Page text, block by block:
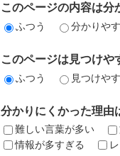
このページの内容は分
ふつう 分かりや
このページは見つけや
ふつう 見つけや
分かりにくかった理由
難しい言葉が多い
情報が多すぎる